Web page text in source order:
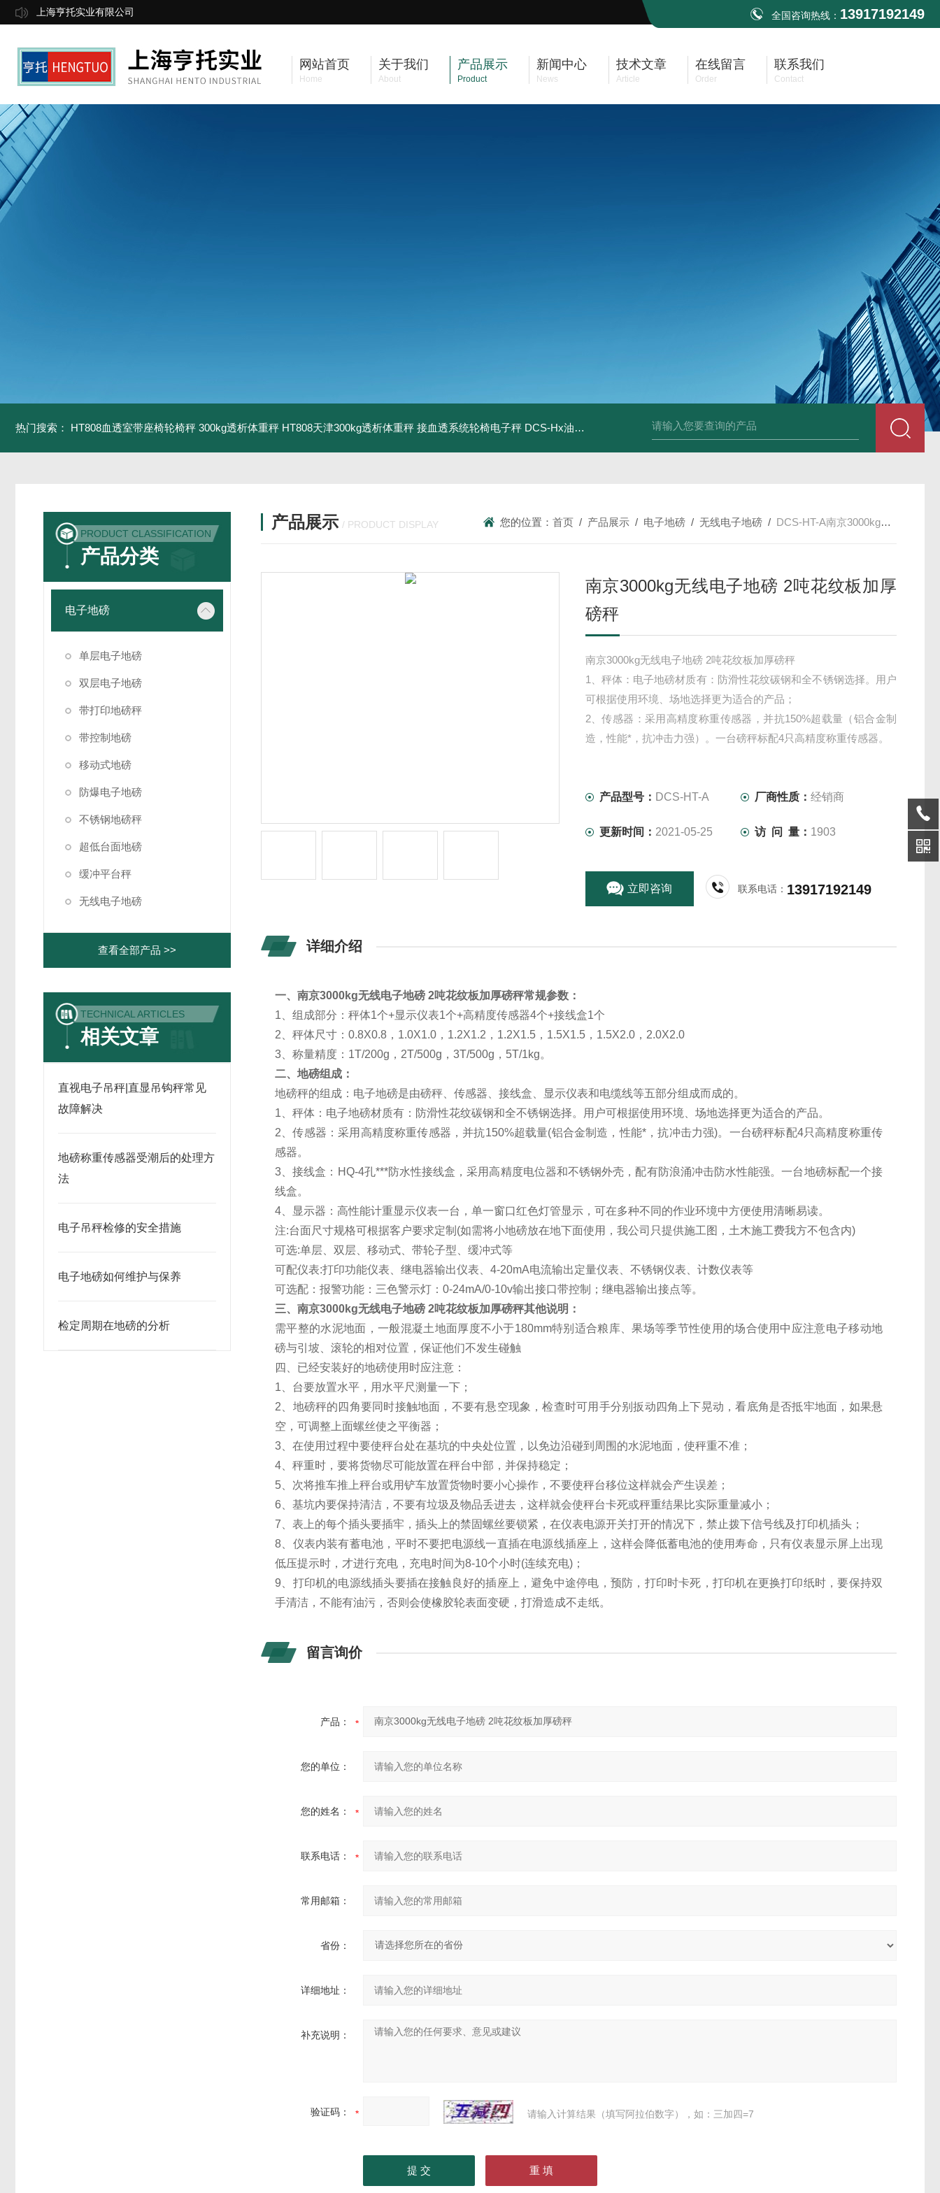
上海亨托实业有限公司 全国咨询热线： 13917192149
网站首页
Home
关于我们
About
产品展示
Product
新闻中心
News
技术文章
Article
在线留言
Order
联系我们
Contact
热门搜索： HT808血透室带座椅轮椅秤 300kg透析体重秤 HT808天津300kg透析体重秤 接血透系统轮椅电子秤 DCS-Hx油桶搬运车电子秤 上海350kg防爆倒桶称 HT808300kg带座椅轮椅秤 血透室轮椅
PRODUCT CLASSIFICATION
产品分类
电子地磅
单层电子地磅
双层电子地磅
带打印地磅秤
带控制地磅
移动式地磅
防爆电子地磅
不锈钢地磅秤
超低台面地磅
缓冲平台秤
无线电子地磅
查看全部产品 >>
TECHNICAL ARTICLES
相关文章
直视电子吊秤|直显吊钩秤常见
故障解决
地磅称重传感器受潮后的处理方
法
电子吊秤检修的安全措施
电子地磅如何维护与保养
检定周期在地磅的分析
产品展示 / PRODUCT DISPLAY 您的位置：首页 / 产品展示 / 电子地磅 /无线电子地磅 / DCS-HT-A南京3000kg无线电子地磅 2吨花纹板加厚磅秤
南京3000kg无线电子地磅 2吨花纹板加厚
磅秤
南京3000kg无线电子地磅 2吨花纹板加厚磅秤
1、秤体：电子地磅材质有：防滑性花纹碳钢和全不锈钢选择。用户
可根据使用环境、场地选择更为适合的产品；
2、传感器：采用高精度称重传感器，并抗150%超载量（铝合金制
造，性能*，抗冲击力强）。一台磅秤标配4只高精度称重传感器。
产品型号： DCS-HT-A 厂商性质：经销商
更新时间： 2021-05-25 访 问 量： 1903
立即咨询 联系电话： 13917192149
详细介绍
一、南京3000kg无线电子地磅 2吨花纹板加厚磅秤常规参数：
1、组成部分：秤体1个+显示仪表1个+高精度传感器4个+接线盒1个
2、秤体尺寸：0.8X0.8，1.0X1.0，1.2X1.2，1.2X1.5，1.5X1.5，1.5X2.0，2.0X2.0
3、称量精度：1T/200g，2T/500g，3T/500g，5T/1kg。
二、地磅组成：
地磅秤的组成：电子地磅是由磅秤、传感器、接线盒、显示仪表和电缆线等五部分组成而成的。
1、秤体：电子地磅材质有：防滑性花纹碳钢和全不锈钢选择。用户可根据使用环境、场地选择更为适合的产品。
2、传感器：采用高精度称重传感器，并抗150%超载量(铝合金制造，性能*，抗冲击力强)。一台磅秤标配4只高精度称重传
感器。
3、接线盒：HQ-4孔***防水性接线盒，采用高精度电位器和不锈钢外壳，配有防浪涌冲击防水性能强。一台地磅标配一个接
线盒。
4、显示器：高性能计重显示仪表一台，单一窗口红色灯管显示，可在多种不同的作业环境中方便使用清晰易读。
注:台面尺寸规格可根据客户要求定制(如需将小地磅放在地下面使用，我公司只提供施工图，土木施工费我方不包含内)
可选:单层、双层、移动式、带轮子型、缓冲式等
可配仪表:打印功能仪表、继电器输出仪表、4-20mA电流输出定量仪表、不锈钢仪表、计数仪表等
可选配：报警功能：三色警示灯：0-24mA/0-10v输出接口带控制；继电器输出接点等。
三、南京3000kg无线电子地磅 2吨花纹板加厚磅秤其他说明：
需平整的水泥地面，一般混凝土地面厚度不小于180mm特别适合粮库、果场等季节性使用的场合使用中应注意电子移动地
磅与引坡、滚轮的相对位置，保证他们不发生碰触
四、已经安装好的地磅使用时应注意：
1、台要放置水平，用水平尺测量一下；
2、地磅秤的四角要同时接触地面，不要有悬空现象，检查时可用手分别扳动四角上下晃动，看底角是否抵牢地面，如果悬
空，可调整上面螺丝使之平衡器；
3、在使用过程中要使秤台处在基坑的中央处位置，以免边沿碰到周围的水泥地面，使秤重不准；
4、秤重时，要将货物尽可能放置在秤台中部，并保持稳定；
5、次将推车推上秤台或用铲车放置货物时要小心操作，不要使秤台移位这样就会产生误差；
6、基坑内要保持清洁，不要有垃圾及物品丢进去，这样就会使秤台卡死或秤重结果比实际重量减小；
7、表上的每个插头要插牢，插头上的禁固螺丝要锁紧，在仪表电源开关打开的情况下，禁止拨下信号线及打印机插头；
8、仪表内装有蓄电池，平时不要把电源线一直插在电源线插座上，这样会降低蓄电池的使用寿命，只有仪表显示屏上出现
低压提示时，才进行充电，充电时间为8-10个小时(连续充电)；
9、打印机的电源线插头要插在接触良好的插座上，避免中途停电，预防，打印时卡死，打印机在更换打印纸时，要保持双
手清洁，不能有油污，否则会使橡胶轮表面变硬，打滑造成不走纸。
留言询价
产品：
您的单位：
您的姓名：
联系电话：
常用邮箱：
省份：
详细地址：
补充说明：
验证码： 请输入计算结果（填写阿拉伯数字），如：三加四=7